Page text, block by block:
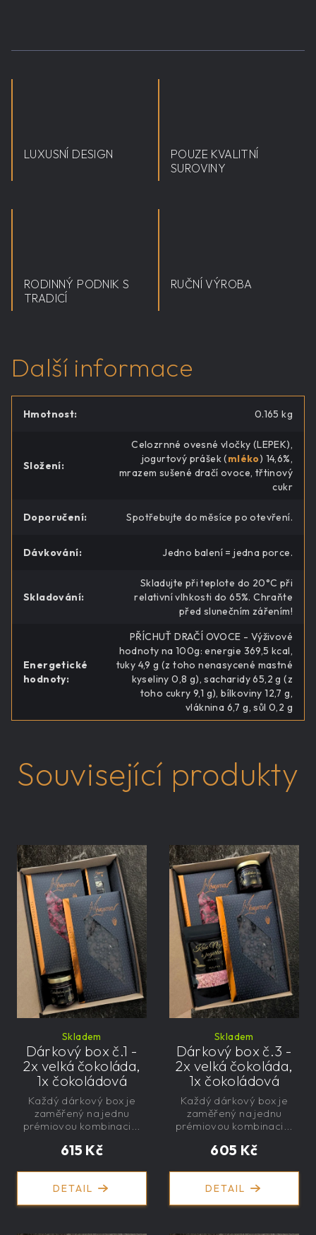
LUXUSNÍ DESIGN
POUZE KVALITNÍ
SUROVINY
RODINNÝ PODNIK S
TRADICÍ
RUČNÍ VÝROBA
Další informace
Hmotnost: 0.165 kg
Složení:
Celozrnné ovesné vločky (LEPEK),
jogurtový prášek (mléko) 14,6%,
mrazem sušené dračí ovoce, třtinový
cukr
Doporučení: Spotřebujte do měsíce po otevření.
Dávkování: Jedno balení = jedna porce.
Skladování:
Skladujte při teplote do 20°C při
relativní vlhkosti do 65%. Chraňte
před slunečním zářením!
Energetické
hodnoty:
PŘÍCHUŤ DRAČÍ OVOCE - Výživové
hodnoty na 100g: energie 369,5 kcal,
tuky 4,9 g (z toho nenasycené mastné
kyseliny 0,8 g), sacharidy 65,2 g (z
toho cukry 9,1 g), bílkoviny 12,7 g,
vláknina 6,7 g, sůl 0,2 g
Související produkty
Skladem
Dárkový box č.1 -
2x velká čokoláda,
1x čokoládová
paštika, 1x mini
čokoláda
615 Kč
DETAIL
Každý dárkový box je
zaměřený na jednu
prémiovou kombinaci...
Skladem
Dárkový box č.3 -
2x velká čokoláda,
1x čokoládová
paštika, 1x kaše s
jogurtem
605 Kč
DETAIL
Každý dárkový box je
zaměřený na jednu
prémiovou kombinaci...